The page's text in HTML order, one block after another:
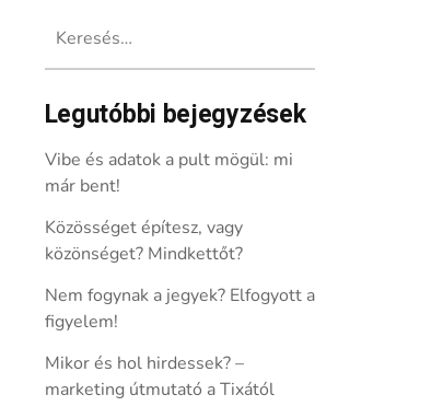
Legutóbbi bejegyzések
Vibe és adatok a pult mögül: mi
már bent!
Közösséget építesz, vagy
közönséget? Mindkettőt?
Nem fogynak a jegyek? Elfogyott a
figyelem!
Mikor és hol hirdessek? –
marketing útmutató a Tixától